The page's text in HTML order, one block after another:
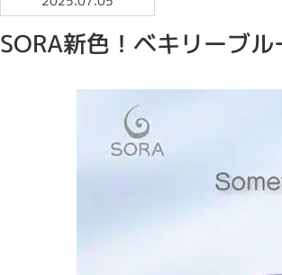
SORA新色！ベキリーブル